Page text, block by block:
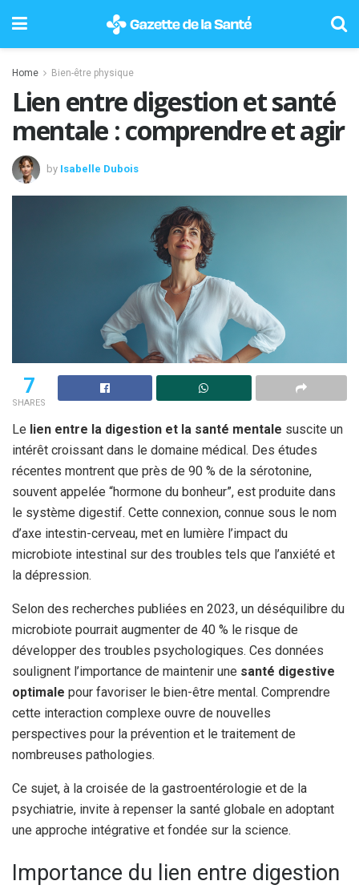
Home Bien-être physique
Lien entre digestion et santé
mentale : comprendre et agir
by Isabelle Dubois
7
SHARES
Le lien entre la digestion et la santé mentale suscite un
intérêt croissant dans le domaine médical. Des études
récentes montrent que près de 90 % de la sérotonine,
souvent appelée “hormone du bonheur”, est produite dans
le système digestif. Cette connexion, connue sous le nom
d’axe intestin-cerveau, met en lumière l’impact du
microbiote intestinal sur des troubles tels que l’anxiété et
la dépression.
Selon des recherches publiées en 2023, un déséquilibre du
microbiote pourrait augmenter de 40 % le risque de
développer des troubles psychologiques. Ces données
soulignent l’importance de maintenir une santé digestive
optimale pour favoriser le bien-être mental. Comprendre
cette interaction complexe ouvre de nouvelles
perspectives pour la prévention et le traitement de
nombreuses pathologies.
Ce sujet, à la croisée de la gastroentérologie et de la
psychiatrie, invite à repenser la santé globale en adoptant
une approche intégrative et fondée sur la science.
Importance du lien entre digestion